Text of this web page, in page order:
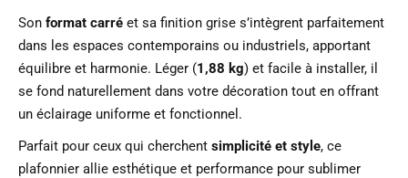
Son format carré et sa finition grise s’intègrent parfaitement
dans les espaces contemporains ou industriels, apportant
équilibre et harmonie. Léger (1,88 kg) et facile à installer, il
se fond naturellement dans votre décoration tout en offrant
un éclairage uniforme et fonctionnel.
Parfait pour ceux qui cherchent simplicité et style, ce
plafonnier allie esthétique et performance pour sublimer